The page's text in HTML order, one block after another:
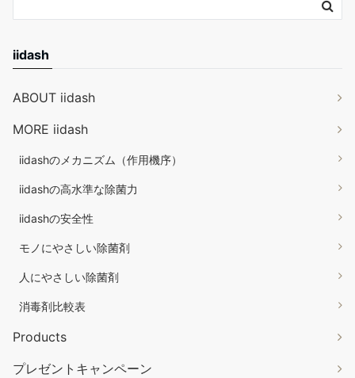
iidash
ABOUT iidash
MORE iidash
iidashのメカニズム（作用機序）
iidashの高水準な除菌力
iidashの安全性
モノにやさしい除菌剤
人にやさしい除菌剤
消毒剤比較表
Products
プレゼントキャンペーン